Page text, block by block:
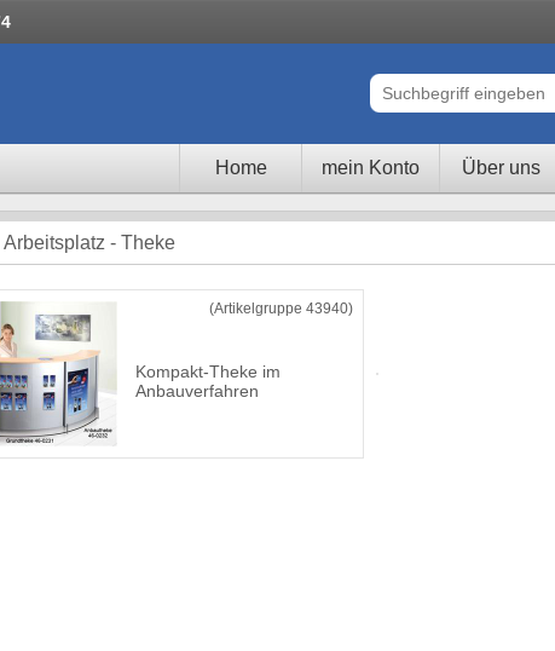
Home mein Konto Über uns
Arbeitsplatz - Theke
(Artikelgruppe 43940)
Kompakt-Theke im
Anbauverfahren